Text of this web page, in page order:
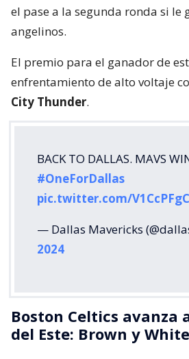
el pase a la segunda ronda si le
angelinos.
El premio para el ganador de
enfrentamiento de alto voltaje
City Thunder.
BACK TO DALLAS. MAVS
#OneForDallas
pic.twitter.com/
— Dallas Mavericks
2024
Boston Celtics avanza
del Este: Brown y